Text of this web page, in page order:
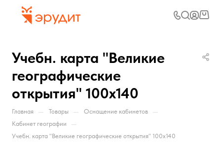
Учебн. карта "Великие
географические
открытия" 100х140
Главная — Товары — Оснащение кабинетов —
Кабинет географии —
Учебн. карта "Великие географические открытия" 100х140